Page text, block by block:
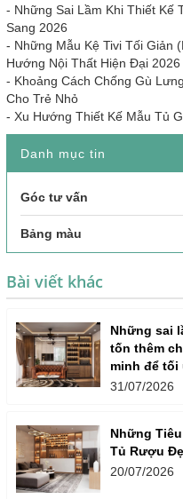
- Những Sai Lầm Khi Thiết Kế
Sang 2026
- Những Mẫu Kệ Tivi Tối Giản
Hướng Nội Thất Hiện Đại 2026
- Khoảng Cách Chống Gù
Cho Trẻ Nhỏ
- Xu Hướng Thiết Kế Mẫu Tủ
Danh mục tin
Góc tư vấn
Bảng màu
Bài viết khác
Những sai
tốn thêm
minh để tối
31/07/2026
Những
Tủ Rượu
20/07/2026